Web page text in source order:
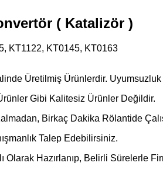
( Katalizör )
KT1122, KT0145, KT0163
Üretilmiş Ürünlerdir.
Gibi Kalitesiz Ürünler Değildir.
Birkaç Dakika Rölantide
Talep Edebilirsiniz.
Hazırlanıp, Belirli Sürelerle